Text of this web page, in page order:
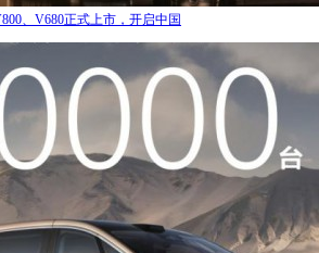
、V680正式上市，开启中国